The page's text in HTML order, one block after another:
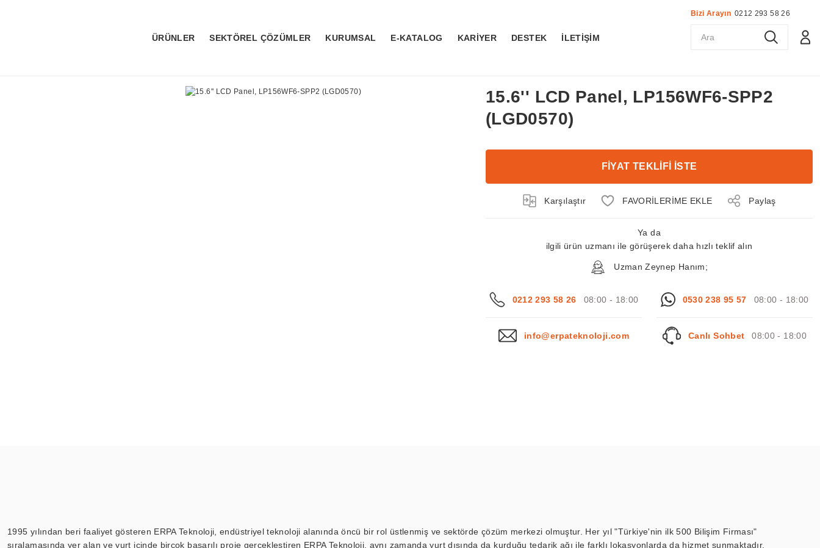
ÜRÜNLER SEKTÖREL ÇÖZÜMLER KURUMSAL E-KATALOG KARİYER DESTEK İLETİŞİM
Bizi Arayın 0212 293 58 26
15.6'' LCD Panel, LP156WF6-SPP2
(LGD0570)
FİYAT TEKLİFİ İSTE
Karşılaştır Paylaş
Ya da
ilgili ürün uzmanı ile görüşerek daha hızlı teklif alın
Uzman Zeynep Hanım;
0212 293 58 26 08:00 - 18:00 0530 238 95 57 08:00 - 18:00
info@erpateknoloji.com Canlı Sohbet 08:00 - 18:00
1995 yılından beri faaliyet gösteren ERPA Teknoloji, endüstriyel teknoloji alanında öncü bir rol üstlenmiş ve sektörde çözüm merkezi olmuştur. Her yıl "Türkiye'nin ilk 500 Bilişim Firması"
sıralamasında yer alan ve yurt içinde birçok başarılı proje gerçekleştiren ERPA Teknoloji, aynı zamanda yurt dışında da kurduğu tedarik ağı ile farklı lokasyonlarda da hizmet sunmaktadır.